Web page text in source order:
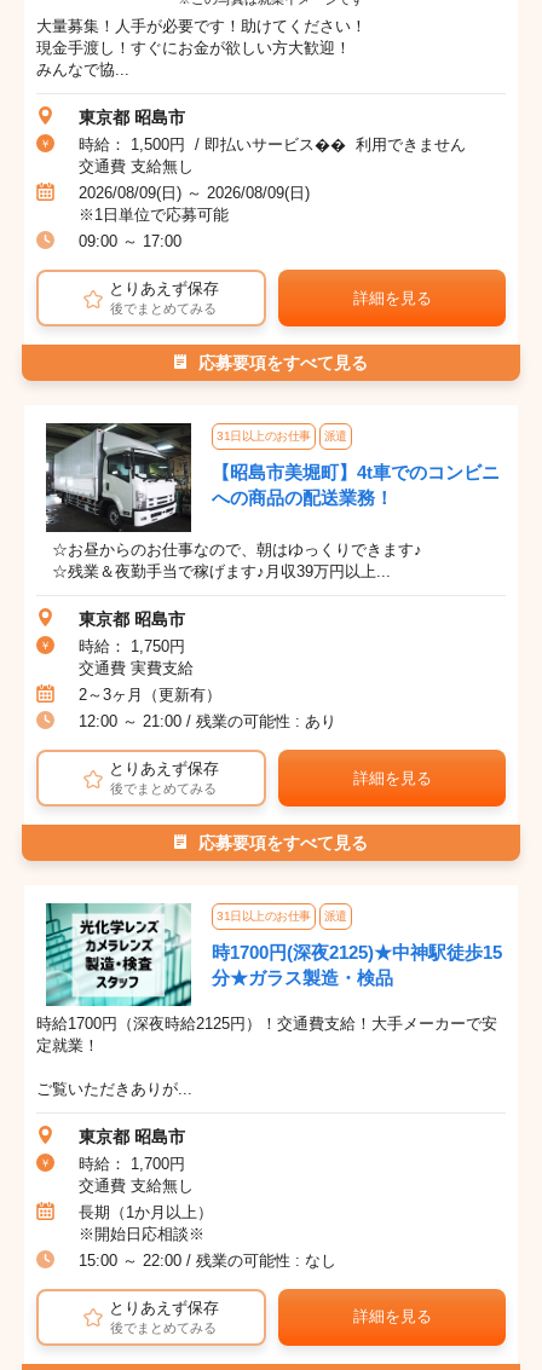
大量募集！人手が必要です！助けてください！
現金手渡し！すぐにお金が欲しい方大歓迎！
みんなで協...
東京都 昭島市
時給： 1,500円 / 即払いサービス�� 利用できません
交通費 支給無し
2026/08/09(日) ～ 2026/08/09(日)
※1日単位で応募可能
09:00 ～ 17:00
とりあえず保存
後でまとめてみる
詳細を見る
応募要項をすべて見る
31日以上のお仕事 派遣
【昭島市美堀町】4t車でのコンビニ
への商品の配送業務！
☆お昼からのお仕事なので、朝はゆっくりできます♪
☆残業＆夜勤手当で稼げます♪月収39万円以上...
東京都 昭島市
時給： 1,750円
交通費 実費支給
2～3ヶ月（更新有）
12:00 ～ 21:00 / 残業の可能性 : あり
とりあえず保存
後でまとめてみる
詳細を見る
応募要項をすべて見る
31日以上のお仕事 派遣
時1700円(深夜2125)★中神駅徒歩15
分★ガラス製造・検品
時給1700円（深夜時給2125円）！交通費支給！大手メーカーで安
定就業！
ご覧いただきありが...
東京都 昭島市
時給： 1,700円
交通費 支給無し
長期（1か月以上）
※開始日応相談※
15:00 ～ 22:00 / 残業の可能性 : なし
とりあえず保存
後でまとめてみる
詳細を見る